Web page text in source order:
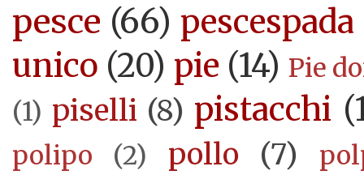
pesce (66) pescespada
unico (20) pie (14) Pie
(1) piselli (8) pistacchi
polipo (2) pollo (7)